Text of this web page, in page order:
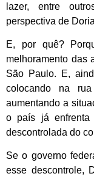
lazer, entre
perspectiva de
E, por quê?
melhoramento das
São Paulo. E,
colocando na
aumentando a
o país já enfrenta
descontrolada do
Se o governo
esse descontrole,